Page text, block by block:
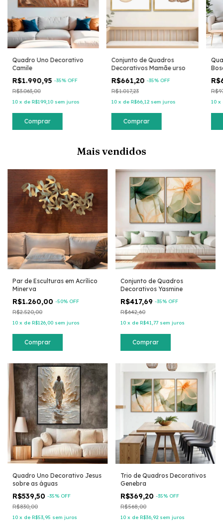
Quadro Uno Decorativo
Camile
R$1.990,95-35% OFF
R$3.063,00
10 x de R$199,10 sem juros
Comprar
Conjunto de Quadros
Decorativos Mamãe urso
R$661,20-35% OFF
R$1.017,23
10 xdeR$66,12 sem juros
Comprar
10 x
Mais vendidos
Par de Esculturas em Acrílico
Minerva
R$1.260,00 -50% OFF
R$2.520,00
10 x de R$126,00 sem juros
Comprar
Conjunto de Quadros
Decorativos Yasmine
R$417,69 -35% OFF
R$642,60
10 x de R$41,77 sem juros
Comprar
Quadro Uno Decorativo Jesus
sobre as águas
R$539,50 -35% OFF
R$830,00
10 x de R$53,95 sem juros
Trio de Quadros Decorativos
Genebra
R$369,20 -35% OFF
R$568,00
10 x de R$36,92 sem juros